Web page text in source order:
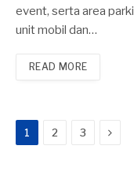
event, serta area
unit mobil dan…
READ MORE
1 2 3 Next